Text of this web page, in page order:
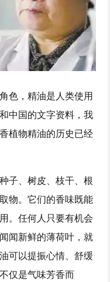
色，精油是人类使用
中国的文字资料，我
植物精油的历史已经
子、树皮、枝干、根
物。它们的香味既能
。任何人只要有机会
闻新鲜的薄荷叶，就
可以提振心情、舒缓
仅是气味芳香而